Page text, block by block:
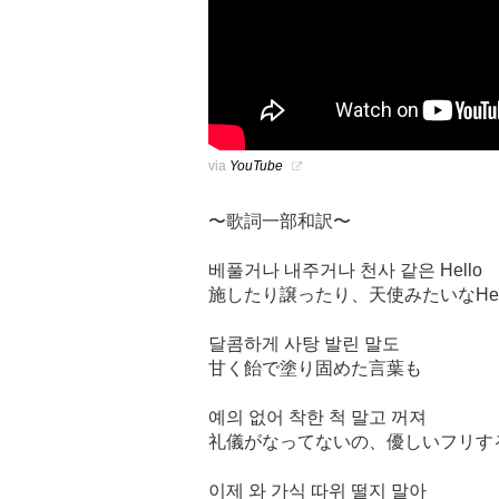
via YouTube
〜歌詞一部和訳〜
베풀거나 내주거나 천사 같은 Hello
施したり譲ったり、天使みたいな
달콤하게 사탕 발린 말도
甘く飴で塗り固めた言葉も
예의 없어 착한 척 말고 꺼져
礼儀がなってないの、優しいフリす
이제 와 가식 따위 떨지 말아